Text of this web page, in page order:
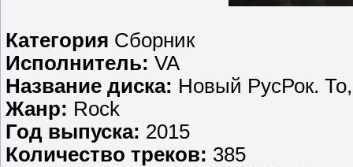
Категория Сборник
Исполнитель: VA
Название диска: Новый РусРок.
Жанр: Rock
Год выпуска: 2015
Количество треков: 385